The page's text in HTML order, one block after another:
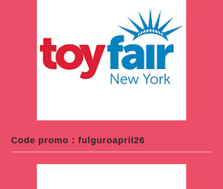
Code promo : fulguroapril26